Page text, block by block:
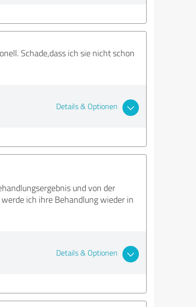
Schade,dass ich sie nicht schon
Details & Optionen
und von der
ich ihre Behandlung wieder in
Details & Optionen